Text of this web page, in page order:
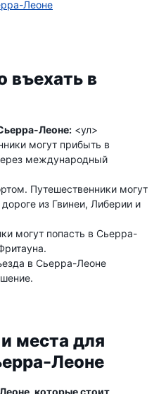
Леоне
въехать в
Леоне: <ул>
могут прибыть в
международный
Путешественники могут
из Гвинеи, Либерии и
могут попасть в Сьерра-
в Сьерра-Леоне
места для
Леоне
которые стоит